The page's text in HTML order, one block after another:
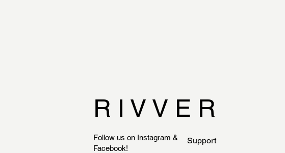
R I V V E R
Follow us on Instagram &
Facebook!
Support